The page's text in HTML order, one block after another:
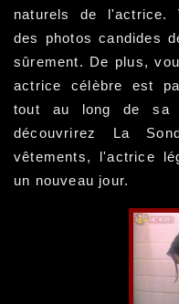
naturels de l'actrice.
des photos candides
sûrement. De plus,
actrice célèbre est
tout au long de sa
découvrirez La
vêtements, l'actrice
un nouveau jour.